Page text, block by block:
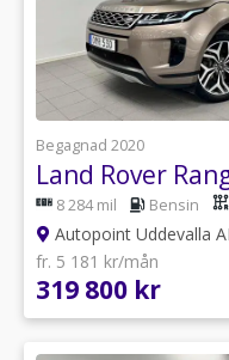
Begagnad 2020
8 284 mil Bensin
Autopoint Uddevalla
fr. 5 181 kr/mån
319 800 kr